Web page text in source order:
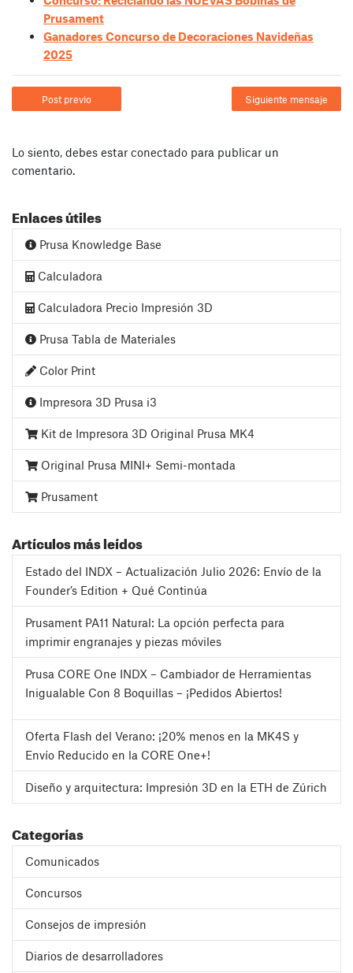
Prusament
Ganadores Concurso de Decoraciones Navideñas
2025
Post previo Siguiente mensaje
Lo siento, debes estar conectado para publicar un
comentario.
Enlaces útiles
Prusa Knowledge Base
Calculadora
Calculadora Precio Impresión 3D
Prusa Tabla de Materiales
Color Print
Impresora 3D Prusa i3
Kit de Impresora 3D Original Prusa MK4
Original Prusa MINI+ Semi-montada
Prusament
Artículos más leídos
Estado del INDX – Actualización Julio 2026: Envío de la
Founder’s Edition + Qué Continúa
Prusament PA11 Natural: La opción perfecta para
imprimir engranajes y piezas móviles
Prusa CORE One INDX – Cambiador de Herramientas
Inigualable Con 8 Boquillas – ¡Pedidos Abiertos!
Oferta Flash del Verano: ¡20% menos en la MK4S y
Envío Reducido en la CORE One+!
Diseño y arquitectura: Impresión 3D en la ETH de Zúrich
Categorías
Comunicados
Concursos
Consejos de impresión
Diarios de desarrolladores